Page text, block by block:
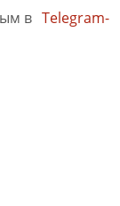
в Telegram-